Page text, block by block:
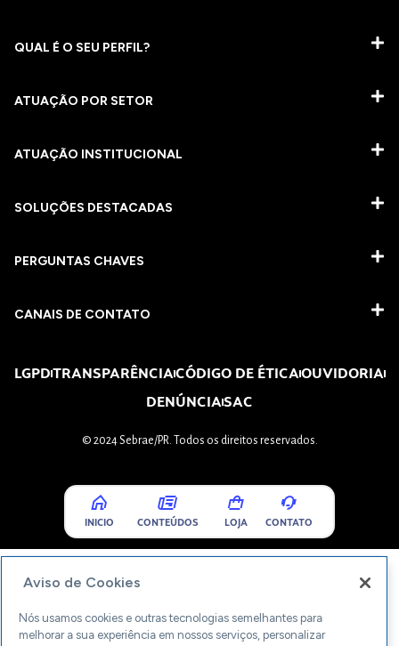
QUAL É O SEU PERFIL?
ATUAÇÃO POR SETOR
ATUAÇÃO INSTITUCIONAL
SOLUÇÕES DESTACADAS
PERGUNTAS CHAVES​
CANAIS DE CONTATO
LGPDTRANSPARÊNCIACÓDIGO DE ÉTICAOUVIDORIA
DENÚNCIASAC
© 2024 Sebrae/PR. Todos os direitos reservados.
INICIO CONTEÚDOS LOJA CONTATO
Aviso de Cookies
Nós usamos cookies e outras tecnologias semelhantes para
melhorar a sua experiência em nossos serviços, personalizar